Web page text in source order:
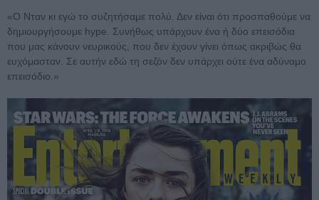
«Ο Νταν κι εγώ το συζητήσαμε πολύ. Δεν είναι ότι προσπαθούμε να
δημιουργήσουμε hype. Συνήθως υπάρχουν ένα ή δύο επεισόδια
που μας κάνουν νευρικούς, που δεν έχουν γίνει όπως ακριβώς θα
ευχόμασταν. Σε αυτήν εδώ τη σεζόν δεν υπάρχει ούτε ένα αδύναμο
επεισόδιο.»